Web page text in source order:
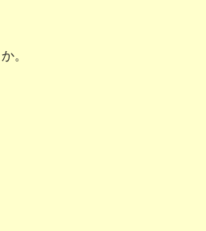
。